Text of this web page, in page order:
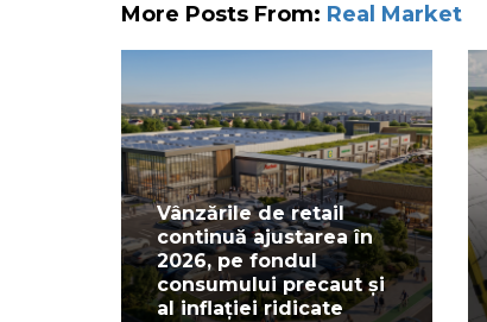
More Posts From: Real Market
Vânzările de retail
continuă ajustarea în
2026, pe fondul
consumului precaut și
al inflației ridicate